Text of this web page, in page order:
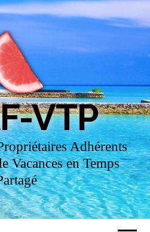
VTP
Adhérents
Vacances en Temps